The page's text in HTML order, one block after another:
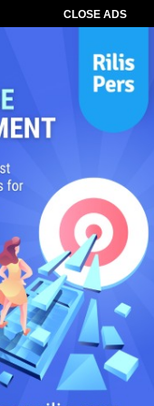
CLOSE ADS